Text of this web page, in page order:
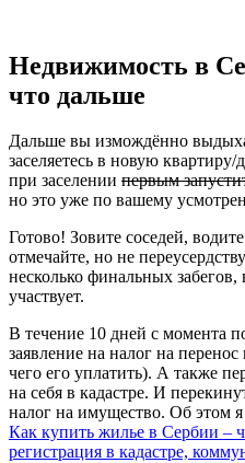
Недвижимость в
что дальше
Дальше вы измождённо
заселяетесь в новую
при заселении первым
но это уже по вашему
Готово! Зовите соседей,
отмечайте, но не
несколько финальных
участвует.
В течение 10 дней с момента
заявление на налог на
чего его уплатить). А также
на себя в кадастре. И
налог на имущество. Об этом
Как купить жилье в Сербии –
регистрация в кадастре,